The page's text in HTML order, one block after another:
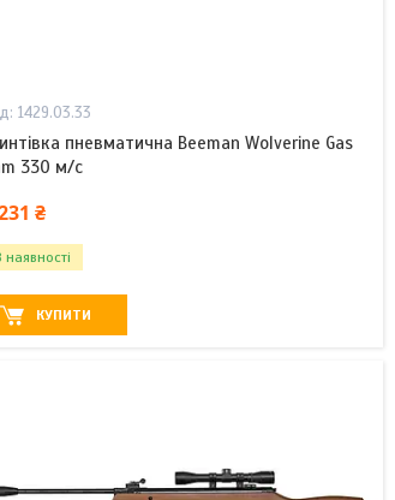
1429.03.33
пневматична Beeman Wolverine Gas
330 м/с
₴
наявності
КУПИТИ